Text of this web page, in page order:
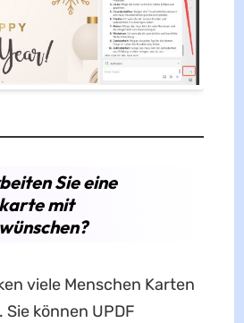
Sie eine
mit
viele Menschen Karten
können UPDF